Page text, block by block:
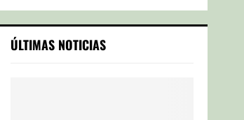
c
h
S
ÚLTIMAS NOTICIAS